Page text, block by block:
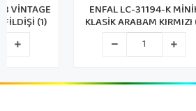
ENFAL LC-31194-K MİNİK
KLASİK ARABAM KIRMIZI (1)